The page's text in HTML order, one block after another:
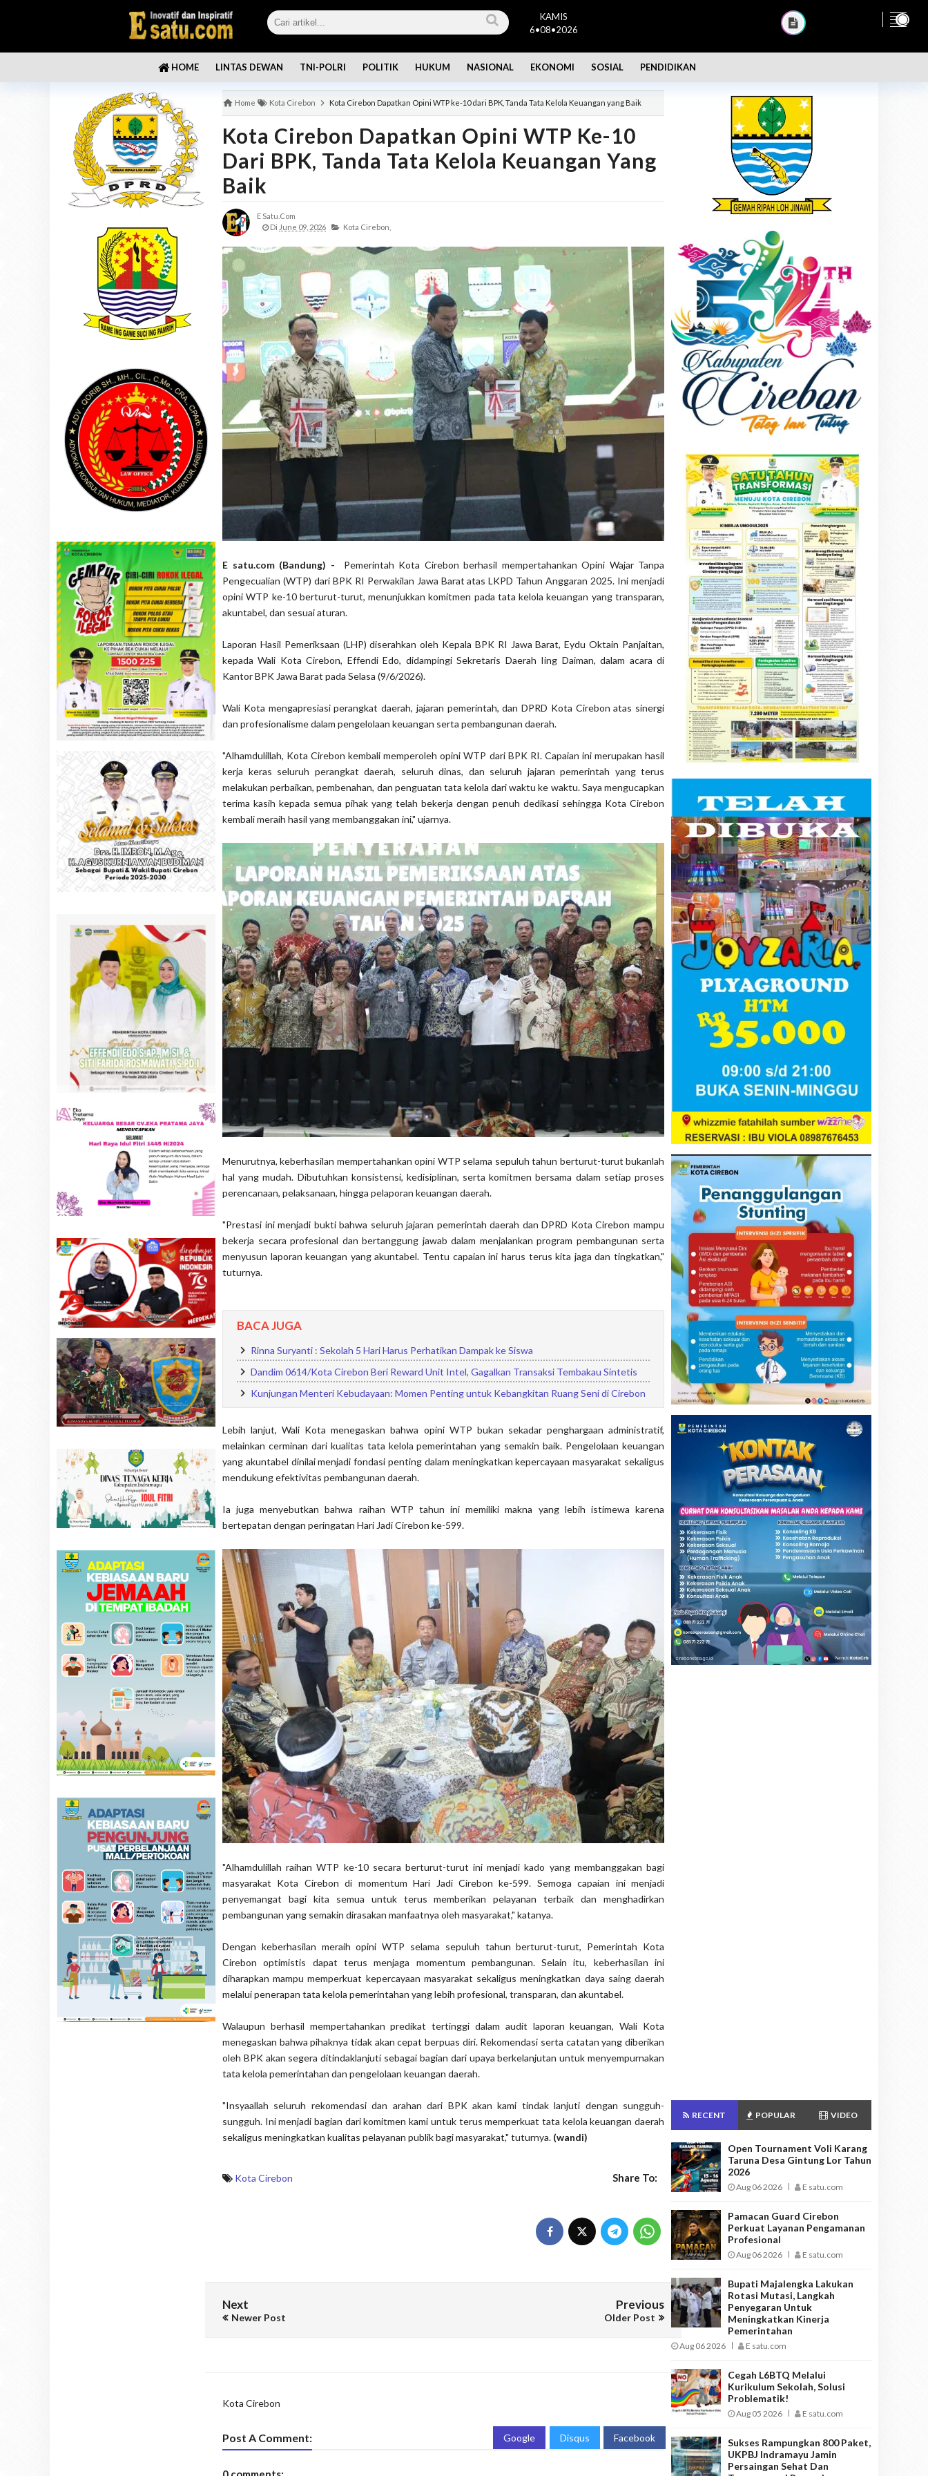
KAMIS
6•08•2026
HOME LINTAS DEWAN TNI-POLRI POLITIK HUKUM NASIONAL EKONOMI SOSIAL PENDIDIKAN
Home Kota Cirebon Kota Cirebon Dapatkan Opini WTP ke-10 dari BPK, Tanda Tata Kelola Keuangan yang Baik
Kota Cirebon Dapatkan Opini WTP Ke-10
Dari BPK, Tanda Tata Kelola Keuangan Yang
Baik
E Satu.com
Di June 09, 2026 Kota Cirebon,
E satu.com (Bandung) - Pemerintah Kota Cirebon berhasil mempertahankan Opini Wajar Tanpa
Pengecualian (WTP) dari BPK RI Perwakilan Jawa Barat atas LKPD Tahun Anggaran 2025. Ini menjadi
opini WTP ke-10 berturut-turut, menunjukkan komitmen pada tata kelola keuangan yang transparan,
akuntabel, dan sesuai aturan.
Laporan Hasil Pemeriksaan (LHP) diserahkan oleh Kepala BPK RI Jawa Barat, Eydu Oktain Panjaitan,
kepada Wali Kota Cirebon, Effendi Edo, didampingi Sekretaris Daerah Iing Daiman, dalam acara di
Kantor BPK Jawa Barat pada Selasa (9/6/2026).
Wali Kota mengapresiasi perangkat daerah, jajaran pemerintah, dan DPRD Kota Cirebon atas sinergi
dan profesionalisme dalam pengelolaan keuangan serta pembangunan daerah.
"Alhamdulillah, Kota Cirebon kembali memperoleh opini WTP dari BPK RI. Capaian ini merupakan hasil
kerja keras seluruh perangkat daerah, seluruh dinas, dan seluruh jajaran pemerintah yang terus
melakukan perbaikan, pembenahan, dan penguatan tata kelola dari waktu ke waktu. Saya mengucapkan
terima kasih kepada semua pihak yang telah bekerja dengan penuh dedikasi sehingga Kota Cirebon
kembali meraih hasil yang membanggakan ini," ujarnya.
Menurutnya, keberhasilan mempertahankan opini WTP selama sepuluh tahun berturut-turut bukanlah
hal yang mudah. Dibutuhkan konsistensi, kedisiplinan, serta komitmen bersama dalam setiap proses
perencanaan, pelaksanaan, hingga pelaporan keuangan daerah.
"Prestasi ini menjadi bukti bahwa seluruh jajaran pemerintah daerah dan DPRD Kota Cirebon mampu
bekerja secara profesional dan bertanggung jawab dalam menjalankan program pembangunan serta
menyusun laporan keuangan yang akuntabel. Tentu capaian ini harus terus kita jaga dan tingkatkan,"
tuturnya.
BACA JUGA
Rinna Suryanti : Sekolah 5 Hari Harus Perhatikan Dampak ke Siswa
Dandim 0614/Kota Cirebon Beri Reward Unit Intel, Gagalkan Transaksi Tembakau Sintetis
Kunjungan Menteri Kebudayaan: Momen Penting untuk Kebangkitan Ruang Seni di Cirebon
Lebih lanjut, Wali Kota menegaskan bahwa opini WTP bukan sekadar penghargaan administratif,
melainkan cerminan dari kualitas tata kelola pemerintahan yang semakin baik. Pengelolaan keuangan
yang akuntabel dinilai menjadi fondasi penting dalam meningkatkan kepercayaan masyarakat sekaligus
mendukung efektivitas pembangunan daerah.
Ia juga menyebutkan bahwa raihan WTP tahun ini memiliki makna yang lebih istimewa karena
bertepatan dengan peringatan Hari Jadi Cirebon ke-599.
"Alhamdulillah raihan WTP ke-10 secara berturut-turut ini menjadi kado yang membanggakan bagi
masyarakat Kota Cirebon di momentum Hari Jadi Cirebon ke-599. Semoga capaian ini menjadi
penyemangat bagi kita semua untuk terus memberikan pelayanan terbaik dan menghadirkan
pembangunan yang semakin dirasakan manfaatnya oleh masyarakat," katanya.
Dengan keberhasilan meraih opini WTP selama sepuluh tahun berturut-turut, Pemerintah Kota
Cirebon optimistis dapat terus menjaga momentum pembangunan. Selain itu, keberhasilan ini
diharapkan mampu memperkuat kepercayaan masyarakat sekaligus meningkatkan daya saing daerah
melalui penerapan tata kelola pemerintahan yang lebih profesional, transparan, dan akuntabel.
Walaupun berhasil mempertahankan predikat tertinggi dalam audit laporan keuangan, Wali Kota
menegaskan bahwa pihaknya tidak akan cepat berpuas diri. Rekomendasi serta catatan yang diberikan
oleh BPK akan segera ditindaklanjuti sebagai bagian dari upaya berkelanjutan untuk menyempurnakan
tata kelola pemerintahan dan pengelolaan keuangan daerah.
"Insyaallah seluruh rekomendasi dan arahan dari BPK akan kami tindak lanjuti dengan sungguh-
sungguh. Ini menjadi bagian dari komitmen kami untuk terus memperkuat tata kelola keuangan daerah
sekaligus meningkatkan kualitas pelayanan publik bagi masyarakat," tuturnya. (wandi)
Kota Cirebon Share To:
Next
Newer Post
Previous
Older Post
Kota Cirebon
Post A Comment: Google Disqus Facebook
RECENT POPULAR VIDEO
Open Tournament Voli Karang
Taruna Desa Gintung Lor Tahun
2026
Aug 06 2026 E satu.com
Pamacan Guard Cirebon
Perkuat Layanan Pengamanan
Profesional
Aug 06 2026 E satu.com
Bupati Majalengka Lakukan
Rotasi Mutasi, Langkah
Penyegaran Untuk
Meningkatkan Kinerja
Pemerintahan
Aug 06 2026 E satu.com
Cegah L6BTQ Melalui
Kurikulum Sekolah, Solusi
Problematik!
Aug 05 2026 E satu.com
Sukses Rampungkan 800 Paket,
UKPBJ Indramayu Jamin
Persaingan Sehat Dan